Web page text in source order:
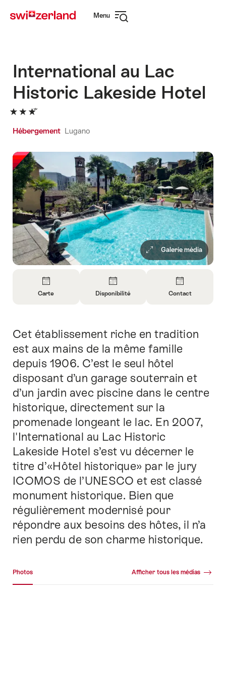
sur
rapide
Menu
International au Lac
Historic Lakeside Hotel
Hébergement Lugano
Galerie média
sur
Carte
Carte
sur
Ouvrir
les
informations
sur
la
disponibilité
Disponibilité
sur
Contact
Contact
Introduction
Cet établissement riche en tradition
est aux mains de la même famille
depuis 1906. C’est le seul hôtel
disposant d’un garage souterrain et
d’un jardin avec piscine dans le centre
historique, directement sur la
promenade longeant le lac. En 2007,
l'International au Lac Historic
Lakeside Hotel s’est vu décerner le
titre d’«Hôtel historique» par le jury
ICOMOS de l’UNESCO et est classé
monument historique. Bien que
régulièrement modernisé pour
répondre aux besoins des hôtes, il n’a
rien perdu de son charme historique.
Photos Afficher tous les médias